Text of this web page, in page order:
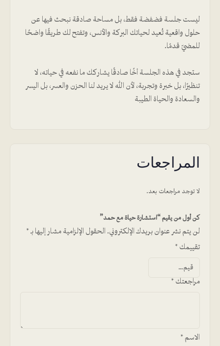
ليست جلسة فضفضة فقط، بل مساحة صادقة نبحث فيها عن
حلول واقعية تُعيد لحياتك البركة والأنس، وتفتح لك طريقًا واضحًا
للمضيّ قدمًا.
ستجد في هذه الجلسة أخًا صادقًا يشاركك ما نفعه في حياته، لا
تنظيرًا، بل خبرة وتجربة، لأن الله لا يريد لنا الحزن والعسر، بل اليسر
والسعادة والحياة الطيبة
المراجعات
لا توجد مراجعات بعد.
كن أول من يقيم “استشارة حياة مع حمد”
لن يتم نشر عنوان بريدك الإلكتروني. الحقول الإلزامية مشار إليها بـ*
تقييمك *
مراجعتك *
الاسم *